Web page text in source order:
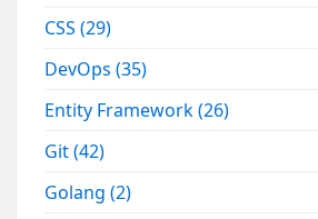
CSS(29)
DevOps(35)
Entity Framework(26)
Git(42)
Golang(2)